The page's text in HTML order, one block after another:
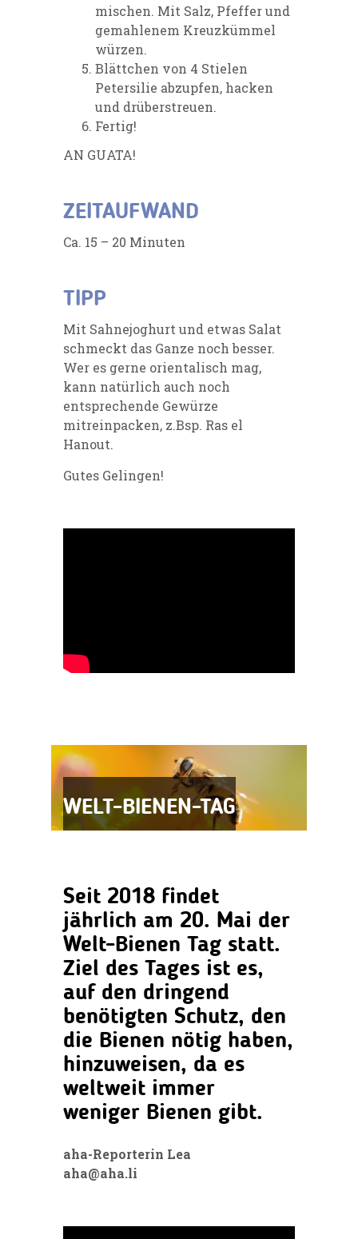
mischen. Mit Salz, Pfeffer und
gemahlenem Kreuzkümmel
würzen.
Blättchen von 4 Stielen
Petersilie abzupfen, hacken
und drüberstreuen.
Fertig!
AN GUATA!
ZEITAUFWAND
Ca. 15 – 20 Minuten
TIPP
Mit Sahnejoghurt und etwas Salat
schmeckt das Ganze noch besser.
Wer es gerne orientalisch mag,
kann natürlich auch noch
entsprechende Gewürze
mitreinpacken, z.Bsp. Ras el
Hanout.
Gutes Gelingen!
WELT-BIENEN-TAG
Seit 2018 findet
jährlich am 20. Mai der
Welt-Bienen Tag statt.
Ziel des Tages ist es,
auf den dringend
benötigten Schutz, den
die Bienen nötig haben,
hinzuweisen, da es
weltweit immer
weniger Bienen gibt.
aha-Reporterin Lea
aha@aha.li